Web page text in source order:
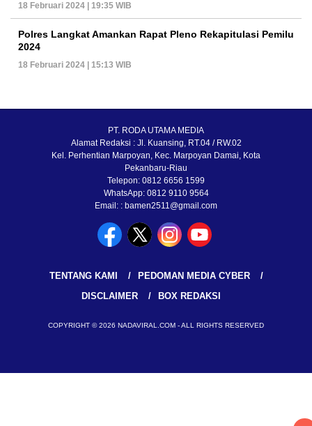
18 Februari 2024 | 19:35 WIB
Polres Langkat Amankan Rapat Pleno Rekapitulasi Pemilu
2024
18 Februari 2024 | 15:13 WIB
PT. RODA UTAMA MEDIA
Alamat Redaksi : Jl. Kuansing, RT.04 / RW.02
Kel. Perhentian Marpoyan, Kec. Marpoyan Damai, Kota
Pekanbaru-Riau
Telepon: 0812 6656 1599
WhatsApp: 0812 9110 9564
Email: : bamen2511@gmail.com
TENTANG KAMI
PEDOMAN MEDIA CYBER
DISCLAIMER
BOX REDAKSI
COPYRIGHT © 2026 NADAVIRAL.COM - ALL RIGHTS RESERVED